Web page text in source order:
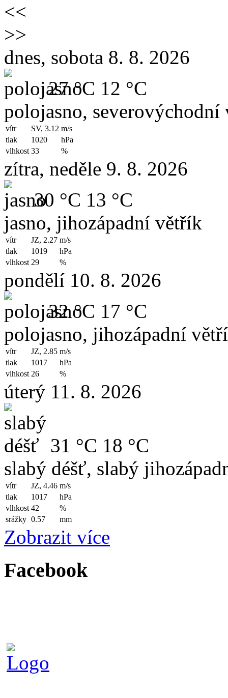
<<
>>
dnes, sobota 8. 8. 2026
27 °C 12 °C
polojasno, severovýchodní
vítr SV, 3.12 m/s
tlak
1020
hPa
vlhkost 33 %
zítra, neděle 9. 8. 2026
30 °C 13 °C
jasno, jihozápadní větřík
vítr JZ, 2.27 m/s
tlak
1019
hPa
vlhkost 29 %
pondělí 10. 8. 2026
32 °C 17 °C
polojasno, jihozápadní
vítr JZ, 2.85 m/s
tlak
1017
hPa
vlhkost 26 %
úterý 11. 8. 2026
31 °C 18 °C
slabý déšť, slabý
vítr JZ, 4.46 m/s
tlak
1017
hPa
vlhkost 42
%
srážky 0.57 mm
Zobrazit více
Facebook